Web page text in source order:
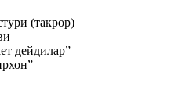
(такрор)
дейдилар”